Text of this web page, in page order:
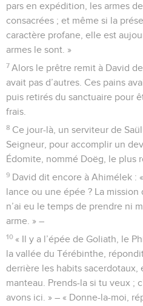
pars en expédition, les armes
consacrées ; et même si la
caractère profane, elle est
armes le sont. »
7 Alors le prêtre remit à David
avait pas d’autres. Ces pains
puis retirés du sanctuaire pour
frais.
8 Ce jour-là, un serviteur de
Seigneur, pour accomplir un
Édomite, nommé Doëg, le plus
9 David dit encore à Ahimélek :
lance ou une épée ? La
n’ai eu le temps de prendre ni
arme. » –
10 « Il y a l’épée de Goliath, le
la vallée du Térébinthe,
derrière les habits sacerdotaux,
manteau. Prends-la si tu veux ;
avons ici. » – « Donne-la-moi,